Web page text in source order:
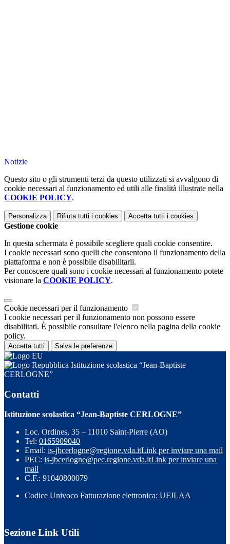
Notizie
Questo sito o gli strumenti terzi da questo utilizzati si avvalgono di
cookie necessari al funzionamento ed utili alle finalità illustrate nella
COOKIE POLICY.
Personalizza Rifiuta tutti i cookies Accetta tutti i cookies
Gestione cookie
In questa schermata è possibile scegliere quali cookie consentire.
I cookie necessari sono quelli che consentono il funzionamento della
piattaforma e non è possibile disabilitarli.
Per conoscere quali sono i cookie necessari al funzionamento potete
visionare la COOKIE POLICY.
Cookie necessari per il funzionamento
I cookie necessari per il funzionamento non possono essere
disabilitati. È possibile consultare l'elenco nella pagina della cookie
policy.
Accetta tutti Salva le preferenze
Istituzione scolastica “Jean-Baptiste
CERLOGNE”
Contatti
Istituzione scolastica “Jean-Baptiste CERLOGNE”
Loc. Ordines, 35 – 11010 Saint-Pierre (AO)
Tel: 0165909040
Email: is-jbcerlogne@regione.vda.itLink per inviare una mail
PEC: is-jbcerlogne@pec.regione.vda.itLink per inviare una
mail
C.F.: 91040800079
Codice Univoco Fatturazione elettronica: UFJLAA
Sezione Link Utili